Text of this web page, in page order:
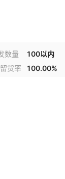
数量 100以内
货率 100.00%